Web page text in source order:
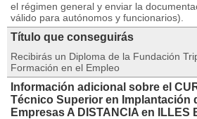
el régimen general y enviar la
válido para autónomos y funcionarios).
Título que conseguirás
Recibirás un Diploma de la Fundación
Formación en el Empleo
Información adicional sobre el
Técnico Superior en Implantación
Empresas A DISTANCIA en ILLES